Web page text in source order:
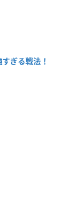
ぎる戦法！